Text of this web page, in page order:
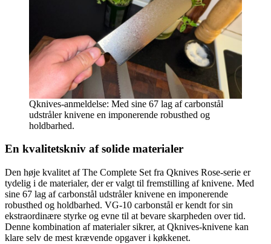
Qknives-anmeldelse: Med sine 67 lag af carbonstål
udstråler knivene en imponerende robusthed og
holdbarhed.
En kvalitetskniv af solide materialer
Den høje kvalitet af The Complete Set fra Qknives Rose-serie er
tydelig i de materialer, der er valgt til fremstilling af knivene. Med
sine 67 lag af carbonstål udstråler knivene en imponerende
robusthed og holdbarhed. VG-10 carbonstål er kendt for sin
ekstraordinære styrke og evne til at bevare skarpheden over tid.
Denne kombination af materialer sikrer, at Qknives-knivene kan
klare selv de mest krævende opgaver i køkkenet.